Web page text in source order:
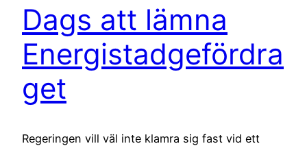
Dags att lämna
Energistadgefördra
get
Regeringen vill väl inte klamra sig fast vid ett